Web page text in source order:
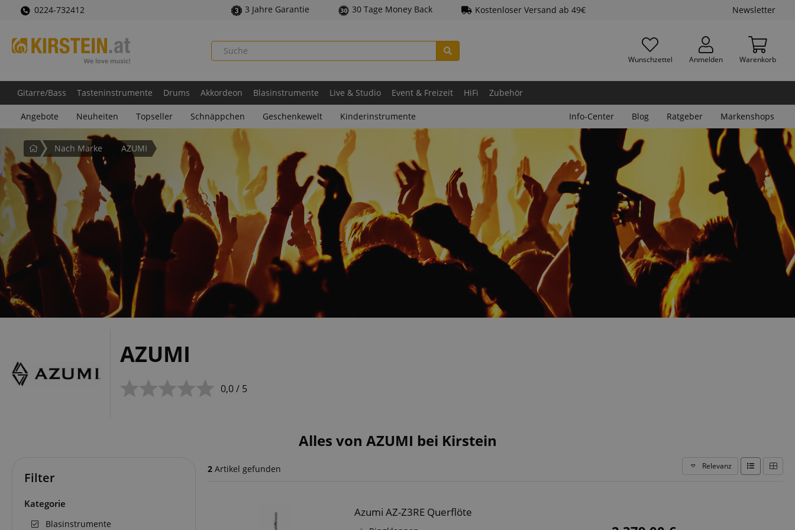
0224-732412 3 Jahre Garantie 30 Tage Money Back Kostenloser Versand ab 49€ Newsletter
Wunschzettel Anmelden Warenkorb
Gitarre/Bass Tasteninstrumente Drums Akkordeon Blasinstrumente Live & Studio Event & Freizeit HiFi Zubehör
Angebote Neuheiten Topseller Schnäppchen Geschenkewelt Kinderinstrumente Info-Center Blog Ratgeber Markenshops
StartseiteNach Marke AZUMI
AZUMI
0,0 / 5
Alles von AZUMI bei Kirstein
Filter
Kategorie
Blasinstrumente
2 Artikel gefunden Relevanz
Azumi AZ-Z3RE Querflöte